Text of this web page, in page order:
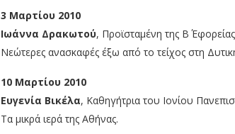
3 Μαρτίου 2010
Ιωάννα Δρακωτού, Προϊσταμένη της Β΄
Νεώτερες ανασκαφές έξω από το τείχος στη
10 Μαρτίου 2010
Ευγενία Βικέλα, Καθηγήτρια του Ιονίου
Τα μικρά ιερά της Αθήνας.